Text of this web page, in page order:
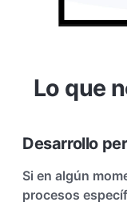
Lo que
Desarrollo
Si en algún
procesos